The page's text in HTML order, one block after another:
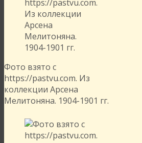
Фото взято с
https://pastvu.com. Из
коллекции Арсена
Мелитоняна. 1904-1901 гг.